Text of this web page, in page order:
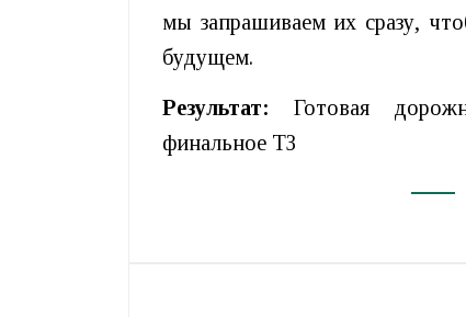
мы запрашиваем их сразу,
будущем.
Результат: Готовая
финальное ТЗ